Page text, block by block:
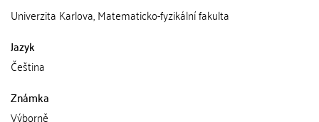
Univerzita Karlova, Matematicko-fyzikální fakulta
Jazyk
Čeština
Známka
Výborně